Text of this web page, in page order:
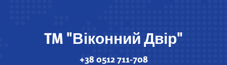
TM "Віконний Двір"
+38 0512 711-708